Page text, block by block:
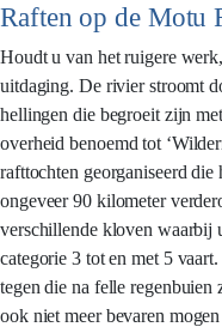
Raften op de Motu
Houdt u van het ruigere
uitdaging. De rivier stroomt
hellingen die begroeit zijn
overheid benoemd tot
rafttochten georganiseerd die
ongeveer 90 kilometer
verschillende kloven waarbij
categorie 3 tot en met 5
tegen die na felle regenbuien
ook niet meer bevaren